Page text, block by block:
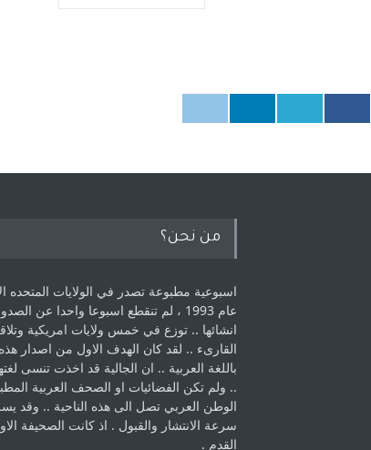
من نحن؟
اسبوعية مطبوعة تصدر في الولايات المتحده
عام 1993 ، لم ‏تنقطع اسبوعا واحدا عن
انشائها .. توزع في خمس ولايات امريكية
القارىء ..‏ لقد كان الهدف الاول من اصدار
باللغة العربية .. ان الجالية قد اخذت ‏تنسى
.. ولم تكن الفضائيات او الصحف العربية
الوطن ‏العربي تصل الى هذه الناحية .. وقد
سرعة الانتشار والقبول . اذ كانت ‏الصحيفة
القدم . ‏